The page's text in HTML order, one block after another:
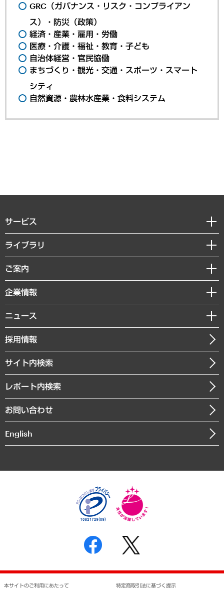
GRC（ガバナンス・リスク・コンプライアン
ス）・防災（政策）
経済・産業・雇用・労働
医療・介護・福祉・教育・子ども
自治体経営・官民協働
まちづくり・観光・交通・スポーツ・スマート
シティ
自然資源・農林水産業・食料システム
サービス
経営戦略
組織・人事戦略
デジタルイノベーション
共生・ダイバーシティ
GRC（ガバナンス・リスク・コンプライアンス）・防災（政策）
経済・産業・雇用・労働
まちづくり・観光・交通・スポーツ・スマートシティ
自然資源・農林水産業・食料システム
ライブラリ
経済調査
レポート
コラム
経営用語集
受託・受注実績（官公庁関連）
メディア掲載・出演
ご案内
セミナー・イベント情報
MUFGビジネスセミナー
受託案件情報
企業情報
私たちの想い
社長メッセージ
会社概要
沿革
組織図・本部部室紹介
インドネシア現地法人
個人情報保護方針
反社会的勢力に対する基本方針
書面による個人情報の開示等の請求の手続きについて
ニュース
ニュースリリース
お知らせ
採用情報
サイト内検索
レポート内検索
お問い合わせ
English
本サイトのご利用にあたって 特定商取引法に基づく提示